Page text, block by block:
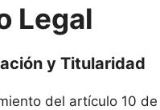
Legal
y Titularidad
del artículo 10